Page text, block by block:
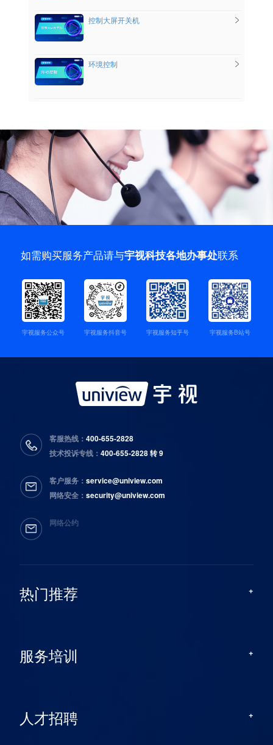
控制大屏开关机
环境控制
如需购买服务产品请与宇视科技各地办事处联系
宇视服务公众号 宇视服务抖音号 宇视服务知乎号 宇视服务B站号
热门推荐
服务培训
人才招聘
客服热线：400-655-2828
技术投诉专线：400-655-2828 转 9
客户服务：service@uniview.com
网络安全：security@uniview.com
网络公约